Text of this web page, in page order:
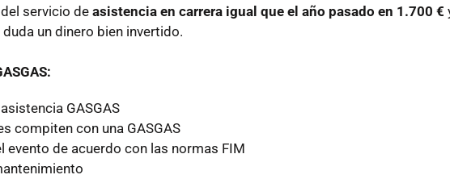
servicio de asistencia en carrera igual que el año pasado en 1.700 €
un dinero bien invertido.
GASGAS
compiten con una GASGAS
de acuerdo con las normas FIM